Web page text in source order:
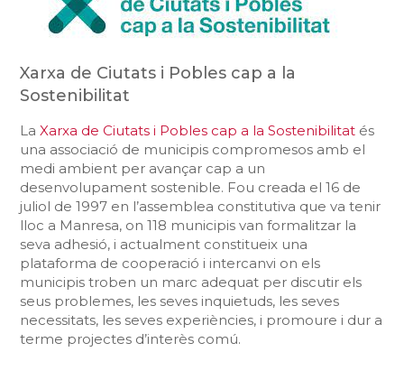
Xarxa de Ciutats i Pobles cap a la
Sostenibilitat
LaXarxa de Ciutats i Pobles cap a la Sostenibilitat és
una associació de municipis compromesos amb el
medi ambient per avançar cap a un
desenvolupament sostenible. Fou creada el 16 de
juliol de 1997 en l’assemblea constitutiva que va tenir
lloc a Manresa, on 118 municipis van formalitzar la
seva adhesió, i actualment constitueix una
plataforma de cooperació i intercanvi on els
municipis troben un marc adequat per discutir els
seus problemes, les seves inquietuds, les seves
necessitats, les seves experiències, i promoure i dur a
terme projectes d’interès comú.